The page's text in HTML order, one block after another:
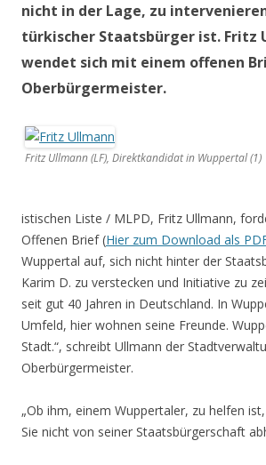
nicht in der Lage, zu
türkischer Staatsbürger ist. Fritz
wendet sich mit einem offenen
Oberbürgermeister.
Fritz Ullmann (LF), Direktkandidat in Wuppertal (1)
istischen Liste / MLPD, Fritz Ullmann,
Offenen Brief (Hier zum Download als
Wuppertal auf, sich nicht hinter der
Karim D. zu verstecken und Initiative zu
seit gut 40 Jahren in Deutschland. In
Umfeld, hier wohnen seine Freunde.
Stadt.“, schreibt Ullmann der
Oberbürgermeister.
„Ob ihm, einem Wuppertaler, zu helfen
Sie nicht von seiner Staatsbürgerschaft